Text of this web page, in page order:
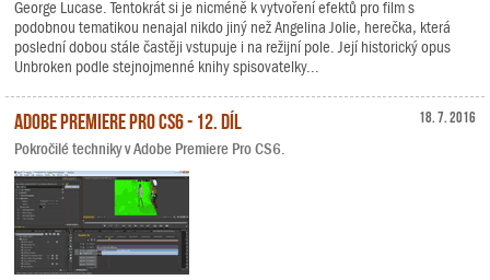
George Lucase. Tentokrát si je nicméně k vytvoření efektů pro film s
podobnou tematikou nenajal nikdo jiný než Angelina Jolie, herečka, která
poslední dobou stále častěji vstupuje i na režijní pole. Její historický opus
Unbroken podle stejnojmenné knihy spisovatelky...
18. 7. 2016
Adobe Premiere Pro CS6 - 12. díl
Pokročilé techniky v Adobe Premiere Pro CS6.